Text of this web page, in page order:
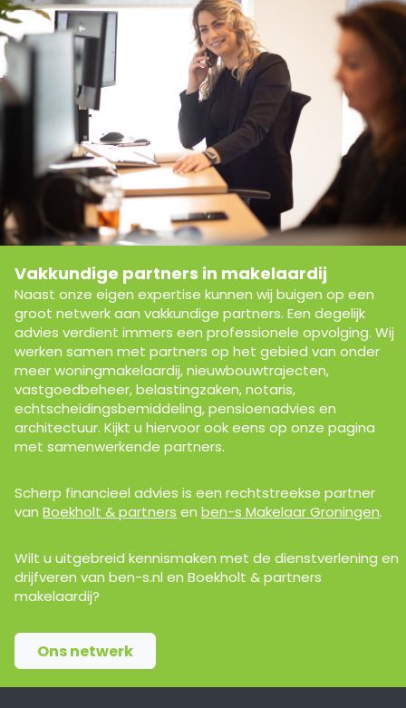
Vakkundige partners in makelaardij
Naast onze eigen expertise kunnen wij buigen op een
groot netwerk aan vakkundige partners. Een degelijk
advies verdient immers een professionele opvolging. Wij
werken samen met partners op het gebied van onder
meer woningmakelaardij, nieuwbouwtrajecten,
vastgoedbeheer, belastingzaken, notaris,
echtscheidingsbemiddeling, pensioenadvies en
architectuur. Kijkt u hiervoor ook eens op onze pagina
met samenwerkende partners.
Scherp financieel advies is een rechtstreekse partner
vanBoekholt & partners enben-s Makelaar Groningen.
Wilt u uitgebreid kennismaken met de dienstverlening en
drijfveren van ben-s.nl en Boekholt & partners
makelaardij?
Ons netwerk